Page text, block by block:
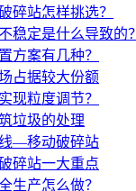
碎站怎样挑选？
稳定是什么导致的？
方案有几种？
占据较大份额
现粒度调节？
垃圾的处理
—移动破碎站
碎站一大重点
生产怎么做？